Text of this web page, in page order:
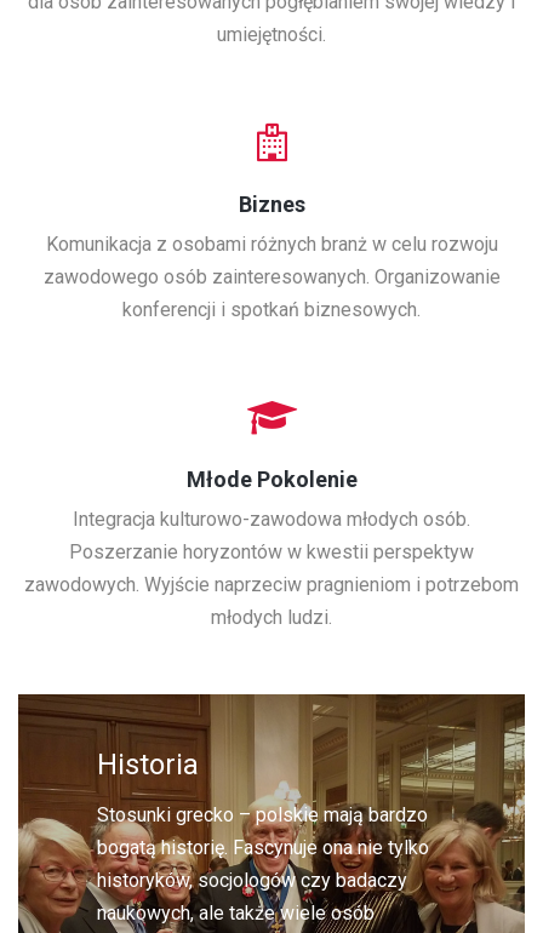
umiejętności.
Biznes
Komunikacja z osobami różnych branż w celu rozwoju
zawodowego osób zainteresowanych. Organizowanie
konferencji i spotkań biznesowych.
Młode Pokolenie
Integracja kulturowo-zawodowa młodych osób.
Poszerzanie horyzontów w kwestii perspektyw
zawodowych. Wyjście naprzeciw pragnieniom i potrzebom
młodych ludzi.
Historia
Stosunki grecko – polskie mają bardzo
bogatą historię. Fascynuje ona nie tylko
historyków, socjologów czy badaczy
naukowych, ale także wiele osób